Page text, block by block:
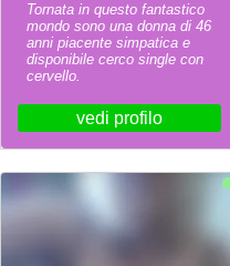
Tornata in questo fantastico
mondo sono una donna di 46
anni piacente simpatica e
disponibile cerco single con
cervello.
vedi profilo